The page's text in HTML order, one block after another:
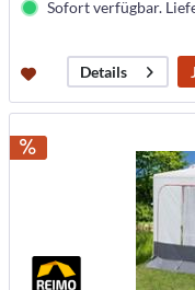
Sofort verfügbar.
Details